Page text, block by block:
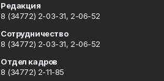
Редакция
8 (34772) 2-03-31, 2-06-52
Сотрудничество
8 (34772) 2-03-31, 2-06-52
Отдел кадров
8 (34772) 2-11-85